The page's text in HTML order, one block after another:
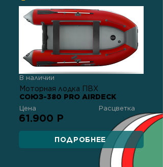
В наличии
Моторная лодка ПВХ
СОЮЗ-380 PRO AIRDECK
Цена Расцветка
61.900 Р
ПОДРОБНЕЕ